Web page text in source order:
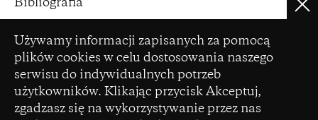
Ustawienia plików cookie
Używamy informacji zapisanych za pomocą
plików cookies w celu dostosowania naszego
serwisu do indywidualnych potrzeb
użytkowników. Klikając przycisk Akceptuj,
zgadzasz się na wykorzystywanie przez nas
Bibliografia
Kairos/καιρός, grotowski-
institute.pl/wydarzenia/kairosκαιρός/ [dostęp:
14.04.2023].
Kairos,